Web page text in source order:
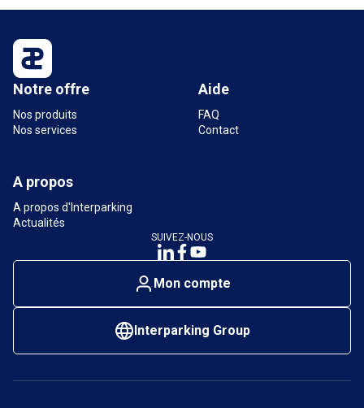
Notre offre
Nos produits
Nos services
Aide
FAQ
Contact
A propos
A propos d'Interparking
Actualités
SUIVEZ-NOUS
Mon compte
Interparking Group